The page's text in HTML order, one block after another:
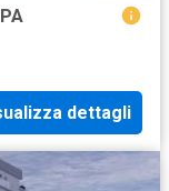
dettagli